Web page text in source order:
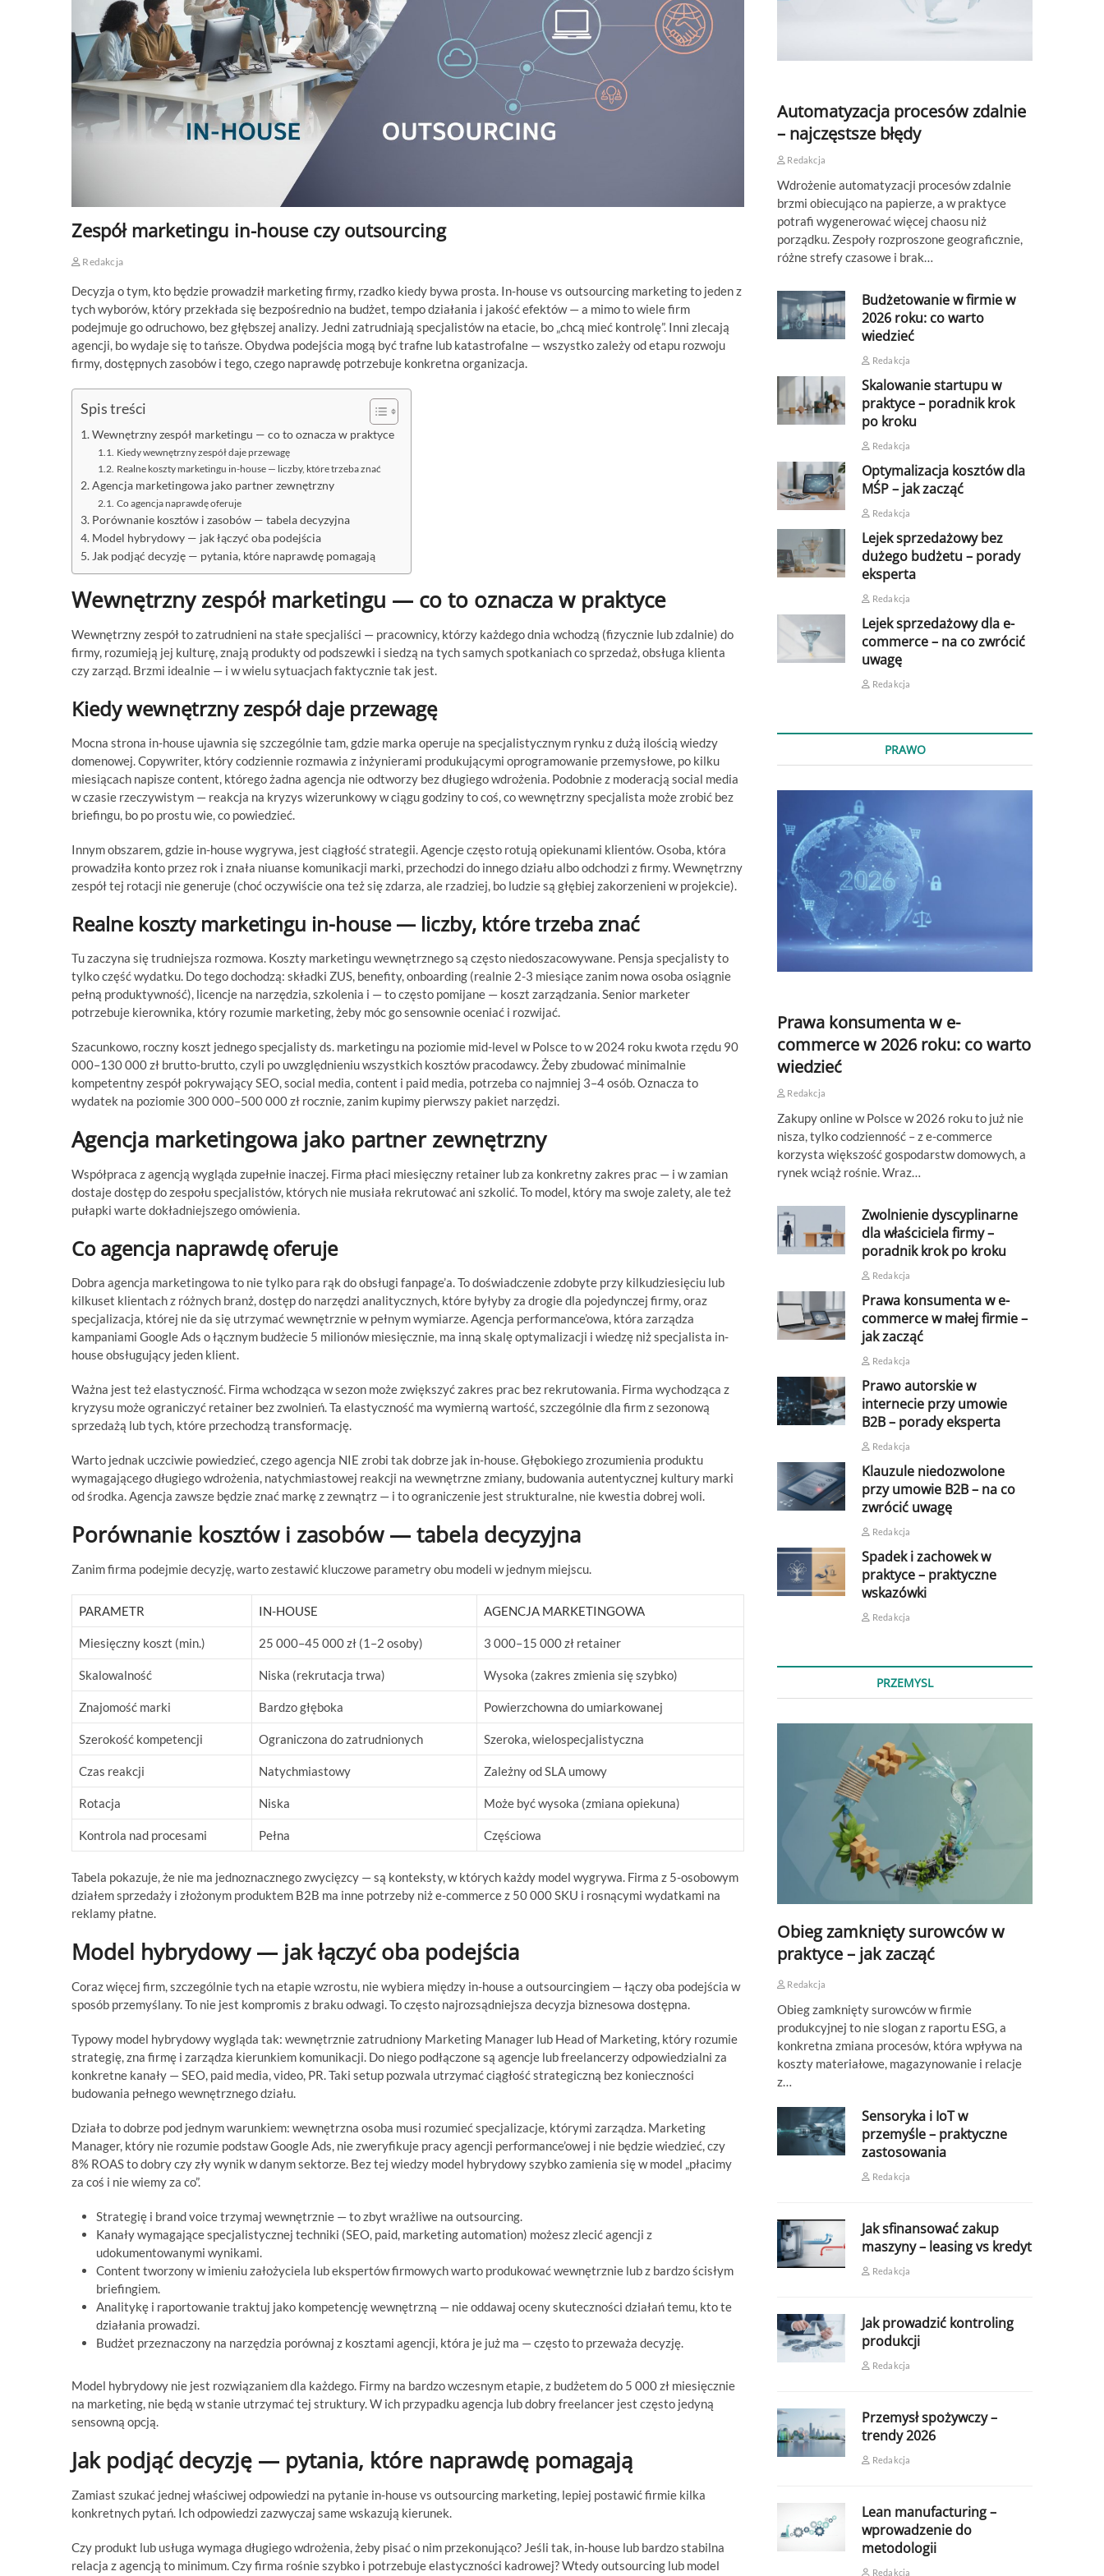
Zespół marketingu in-house czy outsourcing
Redakcja
Decyzja o tym, kto będzie prowadził marketing firmy, rzadko kiedy bywa prosta. In-house vs outsourcing marketing to jeden z
tych wyborów, który przekłada się bezpośrednio na budżet, tempo działania i jakość efektów — a mimo to wiele firm
podejmuje go odruchowo, bez głębszej analizy. Jedni zatrudniają specjalistów na etacie, bo „chcą mieć kontrolę”. Inni zlecają
agencji, bo wydaje się to tańsze. Obydwa podejścia mogą być trafne lub katastrofalne — wszystko zależy od etapu rozwoju
firmy, dostępnych zasobów i tego, czego naprawdę potrzebuje konkretna organizacja.
Spis treści
Wewnętrzny zespół marketingu — co to oznacza w praktyce
Kiedy wewnętrzny zespół daje przewagę
Realne koszty marketingu in-house — liczby, które trzeba znać
Agencja marketingowa jako partner zewnętrzny
Co agencja naprawdę oferuje
Porównanie kosztów i zasobów — tabela decyzyjna
Model hybrydowy — jak łączyć oba podejścia
Jak podjąć decyzję — pytania, które naprawdę pomagają
Wewnętrzny zespół marketingu — co to oznacza w praktyce
Wewnętrzny zespół to zatrudnieni na stałe specjaliści — pracownicy, którzy każdego dnia wchodzą (fizycznie lub zdalnie) do
firmy, rozumieją jej kulturę, znają produkty od podszewki i siedzą na tych samych spotkaniach co sprzedaż, obsługa klienta
czy zarząd. Brzmi idealnie — i w wielu sytuacjach faktycznie tak jest.
Kiedy wewnętrzny zespół daje przewagę
Mocna strona in-house ujawnia się szczególnie tam, gdzie marka operuje na specjalistycznym rynku z dużą ilością wiedzy
domenowej. Copywriter, który codziennie rozmawia z inżynierami produkującymi oprogramowanie przemysłowe, po kilku
miesiącach napisze content, którego żadna agencja nie odtworzy bez długiego wdrożenia. Podobnie z moderacją social media
w czasie rzeczywistym — reakcja na kryzys wizerunkowy w ciągu godziny to coś, co wewnętrzny specjalista może zrobić bez
briefingu, bo po prostu wie, co powiedzieć.
Innym obszarem, gdzie in-house wygrywa, jest ciągłość strategii. Agencje często rotują opiekunami klientów. Osoba, która
prowadziła konto przez rok i znała niuanse komunikacji marki, przechodzi do innego działu albo odchodzi z firmy. Wewnętrzny
zespół tej rotacji nie generuje (choć oczywiście ona też się zdarza, ale rzadziej, bo ludzie są głębiej zakorzenieni w projekcie).
Realne koszty marketingu in-house — liczby, które trzeba znać
Tu zaczyna się trudniejsza rozmowa. Koszty marketingu wewnętrznego są często niedoszacowywane. Pensja specjalisty to
tylko część wydatku. Do tego dochodzą: składki ZUS, benefity, onboarding (realnie 2-3 miesiące zanim nowa osoba osiągnie
pełną produktywność), licencje na narzędzia, szkolenia i — to często pomijane — koszt zarządzania. Senior marketer
potrzebuje kierownika, który rozumie marketing, żeby móc go sensownie oceniać i rozwijać.
Szacunkowo, roczny koszt jednego specjalisty ds. marketingu na poziomie mid-level w Polsce to w 2024 roku kwota rzędu 90
000–130 000 zł brutto-brutto, czyli po uwzględnieniu wszystkich kosztów pracodawcy. Żeby zbudować minimalnie
kompetentny zespół pokrywający SEO, social media, content i paid media, potrzeba co najmniej 3–4 osób. Oznacza to
wydatek na poziomie 300 000–500 000 zł rocznie, zanim kupimy pierwszy pakiet narzędzi.
Agencja marketingowa jako partner zewnętrzny
Współpraca z agencją wygląda zupełnie inaczej. Firma płaci miesięczny retainer lub za konkretny zakres prac — i w zamian
dostaje dostęp do zespołu specjalistów, których nie musiała rekrutować ani szkolić. To model, który ma swoje zalety, ale też
pułapki warte dokładniejszego omówienia.
Co agencja naprawdę oferuje
Dobra agencja marketingowa to nie tylko para rąk do obsługi fanpage’a. To doświadczenie zdobyte przy kilkudziesięciu lub
kilkuset klientach z różnych branż, dostęp do narzędzi analitycznych, które byłyby za drogie dla pojedynczej firmy, oraz
specjalizacja, której nie da się utrzymać wewnętrznie w pełnym wymiarze. Agencja performance’owa, która zarządza
kampaniami Google Ads o łącznym budżecie 5 milionów miesięcznie, ma inną skalę optymalizacji i wiedzę niż specjalista in-
house obsługujący jeden klient.
Ważna jest też elastyczność. Firma wchodząca w sezon może zwiększyć zakres prac bez rekrutowania. Firma wychodząca z
kryzysu może ograniczyć retainer bez zwolnień. Ta elastyczność ma wymierną wartość, szczególnie dla firm z sezonową
sprzedażą lub tych, które przechodzą transformację.
Warto jednak uczciwie powiedzieć, czego agencja NIE zrobi tak dobrze jak in-house. Głębokiego zrozumienia produktu
wymagającego długiego wdrożenia, natychmiastowej reakcji na wewnętrzne zmiany, budowania autentycznej kultury marki
od środka. Agencja zawsze będzie znać markę z zewnątrz — i to ograniczenie jest strukturalne, nie kwestia dobrej woli.
Porównanie kosztów i zasobów — tabela decyzyjna
Zanim firma podejmie decyzję, warto zestawić kluczowe parametry obu modeli w jednym miejscu.
PARAMETR IN-HOUSE AGENCJA MARKETINGOWA
Miesięczny koszt (min.) 25 000–45 000 zł (1–2 osoby) 3 000–15 000 zł retainer
Skalowalność Niska (rekrutacja trwa) Wysoka (zakres zmienia się szybko)
Znajomość marki Bardzo głęboka Powierzchowna do umiarkowanej
Szerokość kompetencji Ograniczona do zatrudnionych Szeroka, wielospecjalistyczna
Czas reakcji Natychmiastowy Zależny od SLA umowy
Rotacja Niska Może być wysoka (zmiana opiekuna)
Kontrola nad procesami Pełna Częściowa
Tabela pokazuje, że nie ma jednoznacznego zwycięzcy — są konteksty, w których każdy model wygrywa. Firma z 5-osobowym
działem sprzedaży i złożonym produktem B2B ma inne potrzeby niż e-commerce z 50 000 SKU i rosnącymi wydatkami na
reklamy płatne.
Model hybrydowy — jak łączyć oba podejścia
Coraz więcej firm, szczególnie tych na etapie wzrostu, nie wybiera między in-house a outsourcingiem — łączy oba podejścia w
sposób przemyślany. To nie jest kompromis z braku odwagi. To często najrozsądniejsza decyzja biznesowa dostępna.
Typowy model hybrydowy wygląda tak: wewnętrznie zatrudniony Marketing Manager lub Head of Marketing, który rozumie
strategię, zna firmę i zarządza kierunkiem komunikacji. Do niego podłączone są agencje lub freelancerzy odpowiedzialni za
konkretne kanały — SEO, paid media, video, PR. Taki setup pozwala utrzymać ciągłość strategiczną bez konieczności
budowania pełnego wewnętrznego działu.
Działa to dobrze pod jednym warunkiem: wewnętrzna osoba musi rozumieć specjalizacje, którymi zarządza. Marketing
Manager, który nie rozumie podstaw Google Ads, nie zweryfikuje pracy agencji performance’owej i nie będzie wiedzieć, czy
8% ROAS to dobry czy zły wynik w danym sektorze. Bez tej wiedzy model hybrydowy szybko zamienia się w model „płacimy
za coś i nie wiemy za co”.
Strategię i brand voice trzymaj wewnętrznie — to zbyt wrażliwe na outsourcing.
Kanały wymagające specjalistycznej techniki (SEO, paid, marketing automation) możesz zlecić agencji z
udokumentowanymi wynikami.
Content tworzony w imieniu założyciela lub ekspertów firmowych warto produkować wewnętrznie lub z bardzo ścisłym
briefingiem.
Analitykę i raportowanie traktuj jako kompetencję wewnętrzną — nie oddawaj oceny skuteczności działań temu, kto te
działania prowadzi.
Budżet przeznaczony na narzędzia porównaj z kosztami agencji, która je już ma — często to przeważa decyzję.
Model hybrydowy nie jest rozwiązaniem dla każdego. Firmy na bardzo wczesnym etapie, z budżetem do 5 000 zł miesięcznie
na marketing, nie będą w stanie utrzymać tej struktury. W ich przypadku agencja lub dobry freelancer jest często jedyną
sensowną opcją.
Jak podjąć decyzję — pytania, które naprawdę pomagają
Zamiast szukać jednej właściwej odpowiedzi na pytanie in-house vs outsourcing marketing, lepiej postawić firmie kilka
konkretnych pytań. Ich odpowiedzi zazwyczaj same wskazują kierunek.
Czy produkt lub usługa wymaga długiego wdrożenia, żeby pisać o nim przekonująco? Jeśli tak, in-house lub bardzo stabilna
relacja z agencją to minimum. Czy firma rośnie szybko i potrzebuje elastyczności kadrowej? Wtedy outsourcing lub model
Automatyzacja procesów zdalnie
– najczęstsze błędy
Redakcja
Wdrożenie automatyzacji procesów zdalnie
brzmi obiecująco na papierze, a w praktyce
potrafi wygenerować więcej chaosu niż
porządku. Zespoły rozproszone geograficznie,
różne strefy czasowe i brak…
Budżetowanie w firmie w
2026 roku: co warto
wiedzieć
Redakcja
Skalowanie startupu w
praktyce – poradnik krok
po kroku
Redakcja
Optymalizacja kosztów dla
MŚP – jak zacząć
Redakcja
Lejek sprzedażowy bez
dużego budżetu – porady
eksperta
Redakcja
Lejek sprzedażowy dla e-
commerce – na co zwrócić
uwagę
Redakcja
PRAWO
Prawa konsumenta w e-
commerce w 2026 roku: co warto
wiedzieć
Redakcja
Zakupy online w Polsce w 2026 roku to już nie
nisza, tylko codzienność – z e-commerce
korzysta większość gospodarstw domowych, a
rynek wciąż rośnie. Wraz…
Zwolnienie dyscyplinarne
dla właściciela firmy –
poradnik krok po kroku
Redakcja
Prawa konsumenta w e-
commerce w małej firmie –
jak zacząć
Redakcja
Prawo autorskie w
internecie przy umowie
B2B – porady eksperta
Redakcja
Klauzule niedozwolone
przy umowie B2B – na co
zwrócić uwagę
Redakcja
Spadek i zachowek w
praktyce – praktyczne
wskazówki
Redakcja
PRZEMYSL
Obieg zamknięty surowców w
praktyce – jak zacząć
Redakcja
Obieg zamknięty surowców w firmie
produkcyjnej to nie slogan z raportu ESG, a
konkretna zmiana procesów, która wpływa na
koszty materiałowe, magazynowanie i relacje
z…
Sensoryka i IoT w
przemyśle – praktyczne
zastosowania
Redakcja
Jak sfinansować zakup
maszyny – leasing vs kredyt
Redakcja
Jak prowadzić kontroling
produkcji
Redakcja
Przemysł spożywczy –
trendy 2026
Redakcja
Lean manufacturing –
wprowadzenie do
metodologii
Redakcja